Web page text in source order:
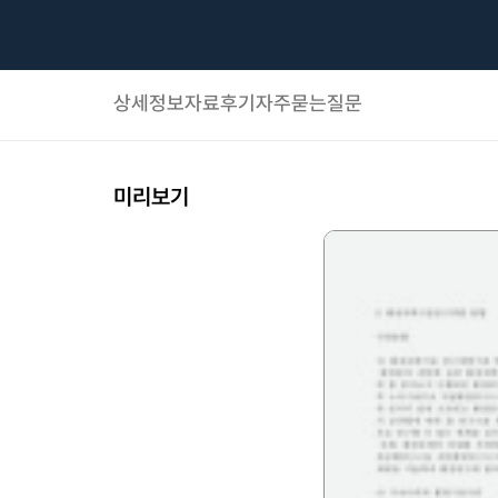
상세정보자료후기 자주묻는질문
미리보기